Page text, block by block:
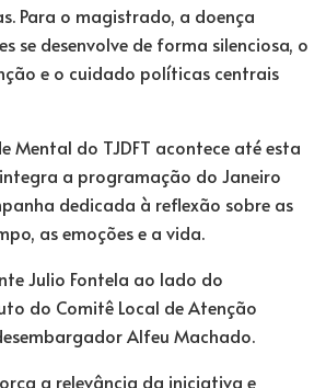
Para o magistrado, a doença
se desenvolve de forma silenciosa, o
e o cuidado políticas centrais
Mental do TJDFT acontece até esta
a programação do Janeiro
dedicada à reflexão sobre as
as emoções e a vida.
Julio Fontela ao lado do
do Comitê Local de Atenção
Alfeu Machado.
a relevância da iniciativa e